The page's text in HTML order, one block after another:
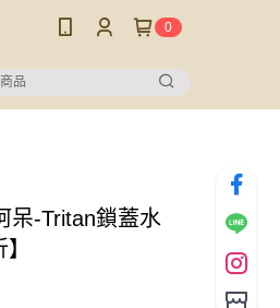
0
呆-Tritan鎖蓋水